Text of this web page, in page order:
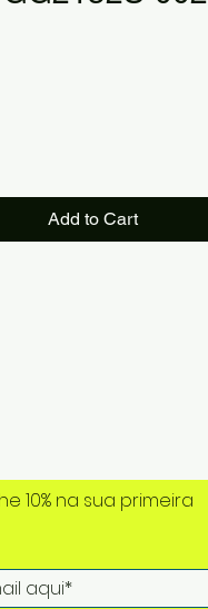
Add to Cart
10% na sua primeira